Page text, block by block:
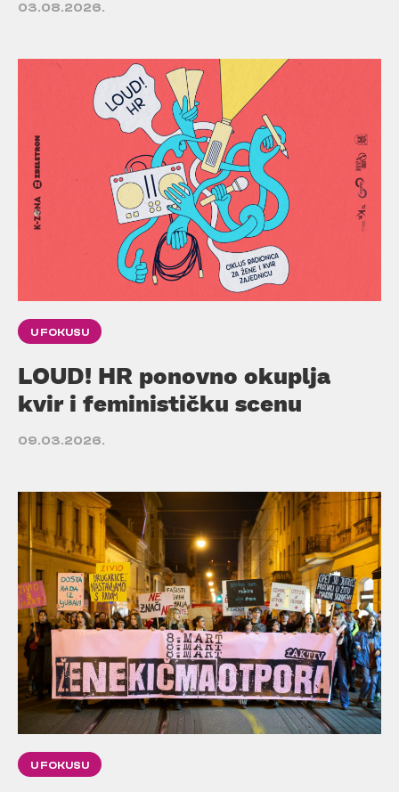
03.08.2026.
U FOKUSU
LOUD! HR ponovno okuplja
kvir i feminističku scenu
09.03.2026.
U FOKUSU